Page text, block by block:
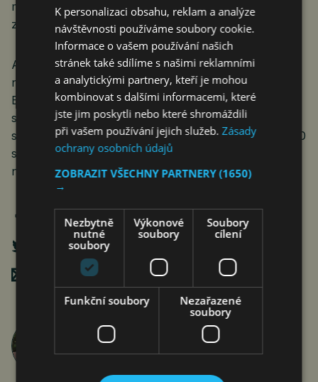
meziročně o 18,8 % na 20 361 aut. Nejprodávanější
značkou byla tradičně Škoda.
Automobilky varují, že bude pokračovat zdražování
nových vozů v důsledku regulačních pravidel
Evropské unie, které zavádějí nové asistenční
systémy, ochranu softwaru proti hackerům, či „černé
skříňky“ pro případy havárií. Cílem EU je do roku 2050
snížit počet smrtelných havárií v automobilech na
nulu.
Poslat mailem
Jan Ferenc
články autora >
K personalizaci obsahu, reklam a analýze
návštěvnosti používáme soubory cookie.
Informace o vašem používání našich
stránek také sdílíme s našimi reklamními
a analytickými partnery, kteří je mohou
kombinovat s dalšími informacemi, které
jste jim poskytli nebo které shromáždili
při vašem používání jejich služeb.Zásady
ochrany osobních údajů
ZOBRAZIT VŠECHNY PARTNERY(1650)
→
Nezbytně
nutné
soubory
Výkonové
soubory
Soubory
cílení
Funkční soubory
Nezařazené
soubory